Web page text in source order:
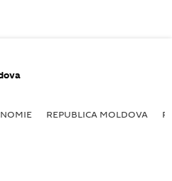
REPUBLICA MOLDOVA